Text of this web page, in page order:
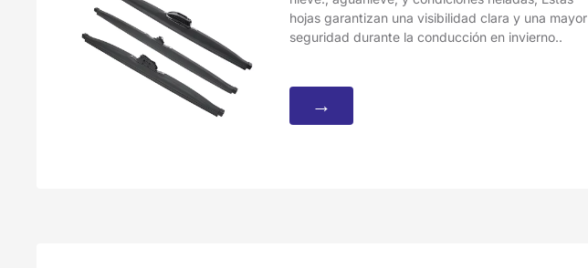
hojas garantizan una visibilidad clara y una mayor
seguridad durante la conducción en invierno..
→